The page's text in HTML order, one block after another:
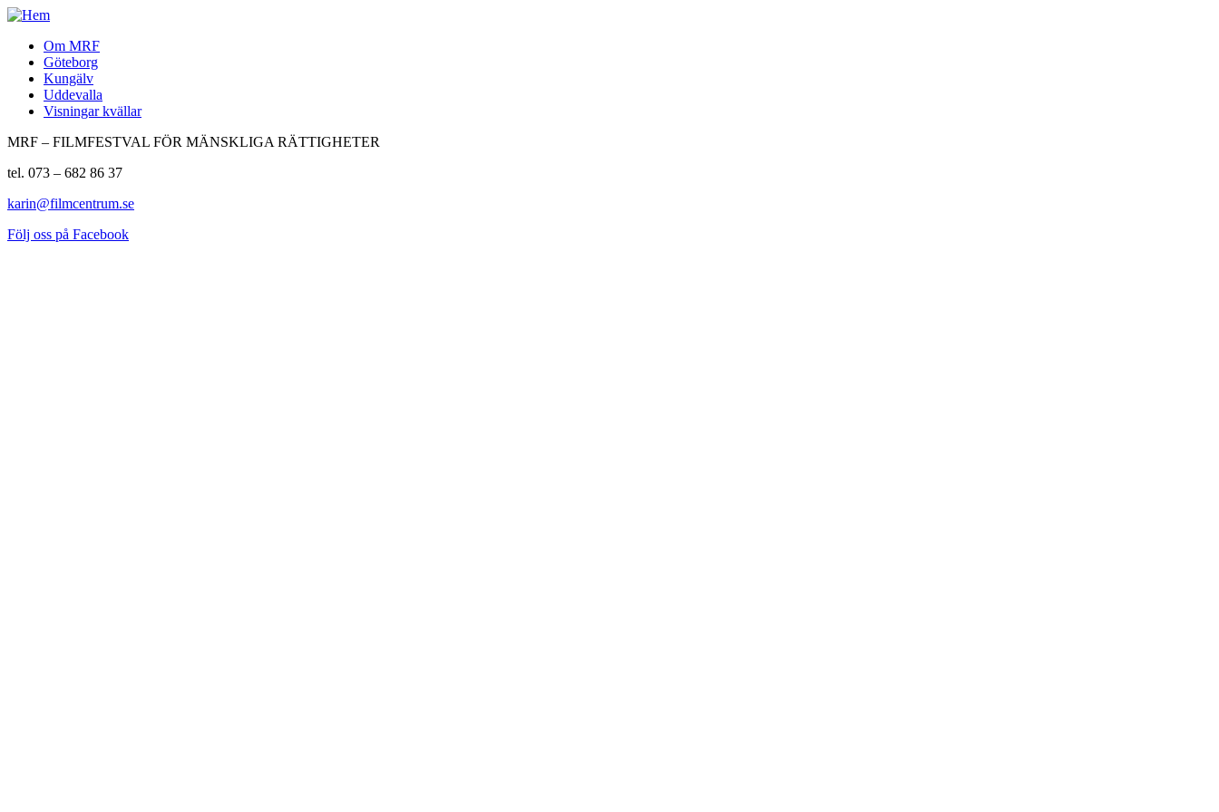
Om MRF
Göteborg
Kungälv
Uddevalla
Visningar kvällar
MRF – FILMFESTVAL FÖR MÄNSKLIGA RÄTTIGHETER
tel. 073 – 682 86 37
karin@filmcentrum.se
Följ oss på Facebook